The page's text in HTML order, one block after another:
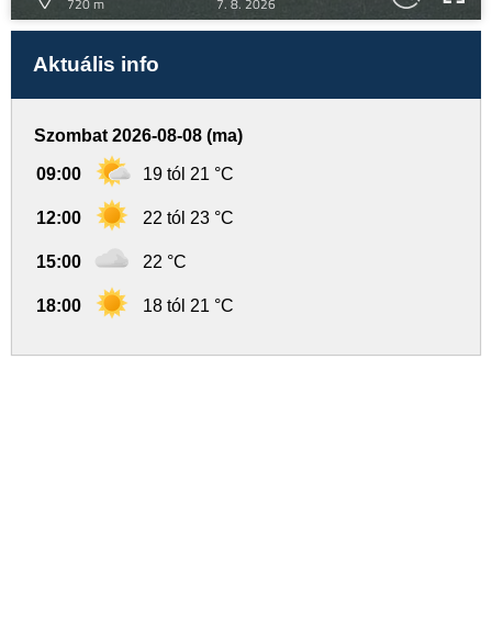
Aktuális info
Szombat 2026-08-08 (ma)
09:00 19 tól 21 °C
12:00 22 tól 23 °C
15:00 22 °C
18:00 18 tól 21 °C